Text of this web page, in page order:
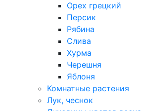
Орех грецкий
Персик
Рябина
Слива
Хурма
Черешня
Яблоня
Комнатные растения
Лук, чеснок